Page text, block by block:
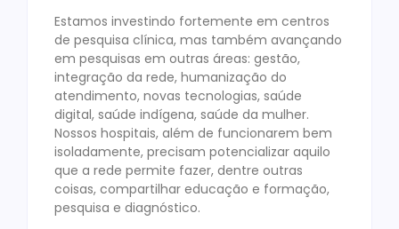
Estamos investindo fortemente em centros
de pesquisa clínica, mas também avançando
em pesquisas em outras áreas: gestão,
integração da rede, humanização do
atendimento, novas tecnologias, saúde
digital, saúde indígena, saúde da mulher.
Nossos hospitais, além de funcionarem bem
isoladamente, precisam potencializar aquilo
que a rede permite fazer, dentre outras
coisas, compartilhar educação e formação,
pesquisa e diagnóstico.